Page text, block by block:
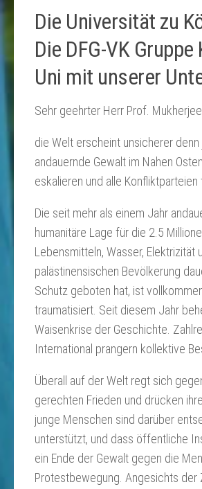
Die Universität zu
Die DFG-VK
Uni mit unserer
Sehr geehrter Herr Prof.
die Welt erscheint unsicherer
andauernde Gewalt im Nahen
eskalieren und alle
Die seit mehr als einem Jahr
humanitäre Lage für die 2.5
Lebensmitteln, Wasser, Elektrizität
palästinensischen Bevölkerung
Schutz geboten hat, ist
traumatisiert. Seit diesem Jahr
Waisenkrise der Geschichte.
International prangern kollektive
Überall auf der Welt regt sich
gerechten Frieden und drücken
junge Menschen sind darüber
unterstützt, und dass öffentliche
ein Ende der Gewalt gegen die
Protestbewegung. Angesichts der